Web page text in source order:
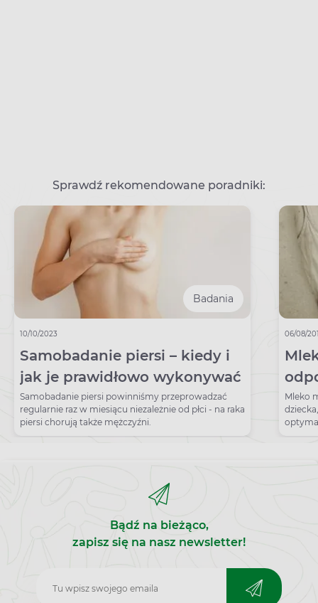
Sprawdź rekomendowane poradniki:
Badania
10/10/2023
Samobadanie piersi – kiedy i
jak je prawidłowo wykonywać
Samobadanie piersi powinniśmy przeprowadzać
regularnie raz w miesiącu niezależnie od płci - na raka
piersi chorują także mężczyźni.
06/08/
Mleko
Bądź na bieżąco,
zapisz się na nasz newsletter!
Zapisz